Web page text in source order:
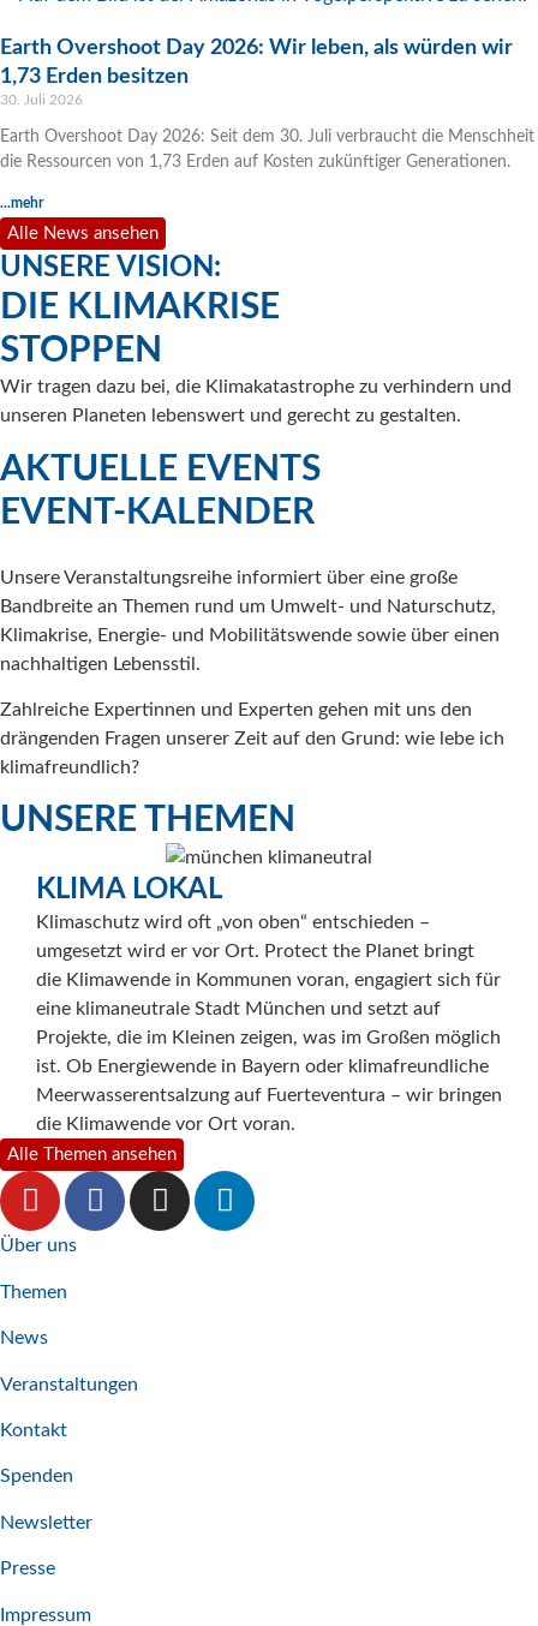
Earth Overshoot Day 2026: Wir leben, als würden wir
1,73 Erden besitzen
30. Juli 2026
Earth Overshoot Day 2026: Seit dem 30. Juli verbraucht die Menschheit
die Ressourcen von 1,73 Erden auf Kosten zukünftiger Generationen.
...mehr
Alle News ansehen
UNSERE VISION:
DIE KLIMAKRISE
STOPPEN
Wir tragen dazu bei, die Klimakatastrophe zu verhindern und
unseren Planeten lebenswert und gerecht zu gestalten.
AKTUELLE EVENTS
EVENT-KALENDER
Unsere Veranstaltungsreihe informiert über eine große
Bandbreite an Themen rund um Umwelt- und Naturschutz,
Klimakrise, Energie- und Mobilitätswende sowie über einen
nachhaltigen Lebensstil.
Zahlreiche Expertinnen und Experten gehen mit uns den
drängenden Fragen unserer Zeit auf den Grund: wie lebe ich
klimafreundlich?
UNSERE THEMEN
KLIMA LOKAL
Klimaschutz wird oft „von oben“ entschieden –
umgesetzt wird er vor Ort. Protect the Planet bringt
die Klimawende in Kommunen voran, engagiert sich für
eine klimaneutrale Stadt München und setzt auf
Projekte, die im Kleinen zeigen, was im Großen möglich
ist. Ob Energiewende in Bayern oder klimafreundliche
Meerwasserentsalzung auf Fuerteventura – wir bringen
die Klimawende vor Ort voran.
Alle Themen ansehen
Über uns
Themen
News
Veranstaltungen
Kontakt
Spenden
Newsletter
Presse
Impressum